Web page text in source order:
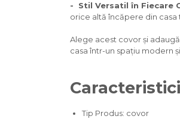
- Stil Versatil în Fiecare
orice altă încăpere din casa
Alege acest covor și
casa într-un spațiu modern
Tip Produs: covor